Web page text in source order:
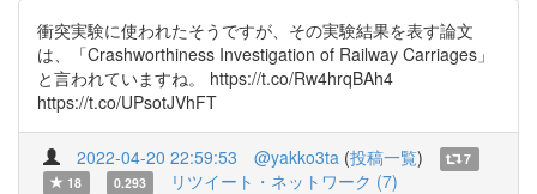
衝突実験に使われたそうですが、その実験結果を表す論文
は、「Crashworthiness Investigation of Railway Carriages」
と言われていますね。 https://t.co/Rw4hrqBAh4
https://t.co/UPsotJVhFT
2022-04-20 22:59:53 @yakko3ta (投稿一覧)
7
18
0.293 リツイート・ネットワーク (7)